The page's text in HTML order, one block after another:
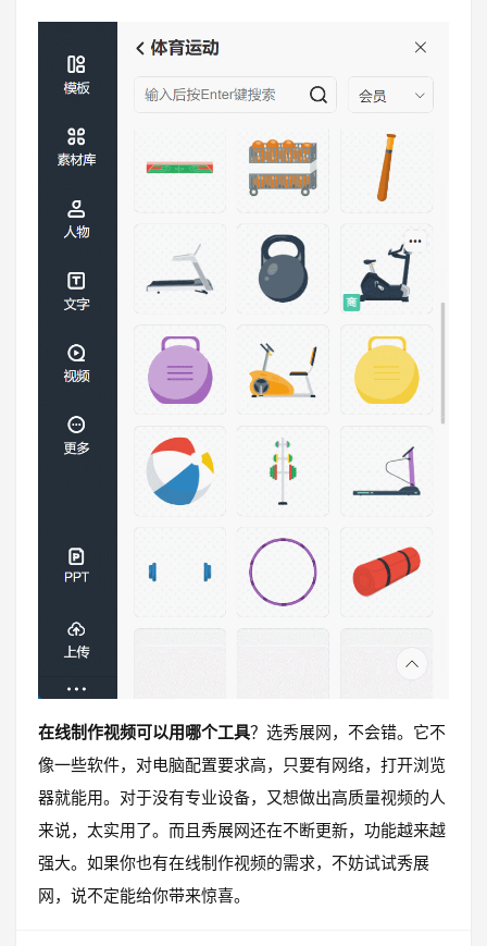
在线制作视频可以用哪个工具？选秀展网，不会错。它不
像一些软件，对电脑配置要求高，只要有网络，打开浏览
器就能用。对于没有专业设备，又想做出高质量视频的人
来说，太实用了。而且秀展网还在不断更新，功能越来越
强大。如果你也有在线制作视频的需求，不妨试试秀展
网，说不定能给你带来惊喜。